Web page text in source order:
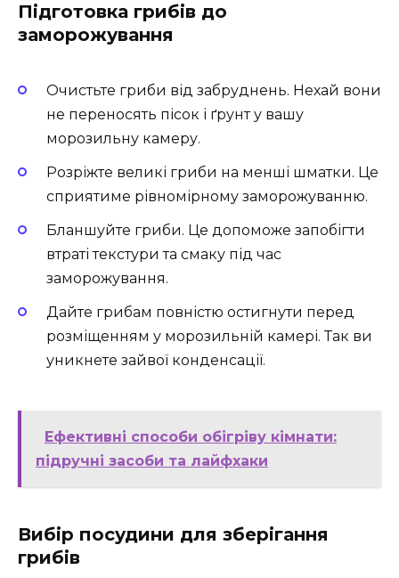
Підготовка грибів до
заморожування
Очистьте гриби від забруднень. Нехай вони
не переносять пісок і ґрунт у вашу
морозильну камеру.
Розріжте великі гриби на менші шматки. Це
сприятиме рівномірному заморожуванню.
Бланшуйте гриби. Це допоможе запобігти
втраті текстури та смаку під час
заморожування.
Дайте грибам повністю остигнути перед
розміщенням у морозильній камері. Так ви
уникнете зайвої конденсації.
Ефективні способи обігріву кімнати:
підручні засоби та лайфхаки
Вибір посудини для зберігання
грибів